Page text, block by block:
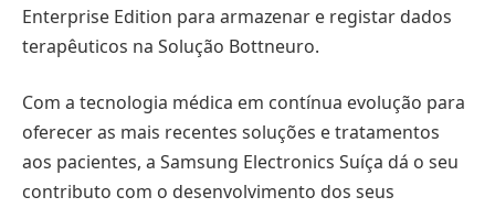
Enterprise Edition para armazenar e registar dados
terapêuticos na Solução Bottneuro.
Com a tecnologia médica em contínua evolução para
oferecer as mais recentes soluções e tratamentos
aos pacientes, a Samsung Electronics Suíça dá o seu
contributo com o desenvolvimento dos seus